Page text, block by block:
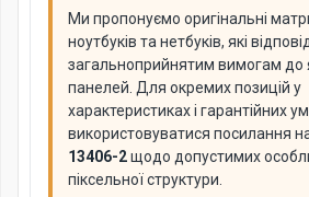
Ми пропонуємо оригінальні
ноутбуків та нетбуків, які
загальноприйнятим вимогам до
панелей. Для окремих позицій у
характеристиках і гарантійних
використовуватися посилання
13406-2щодо допустимих
піксельної структури.